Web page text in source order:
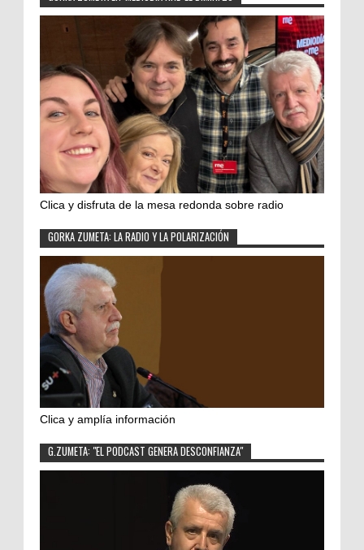
Clica y disfruta de la mesa redonda sobre radio
GORKA ZUMETA: LA RADIO Y LA POLARIZACIÓN
Clica y amplía información
G.ZUMETA: "EL PODCAST GENERA DESCONFIANZA"